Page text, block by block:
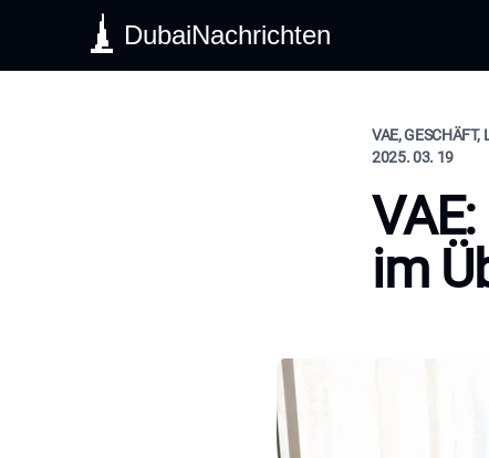
DubaiNachrichten
VAE, GESCHÄFT,
2025. 03. 19
im